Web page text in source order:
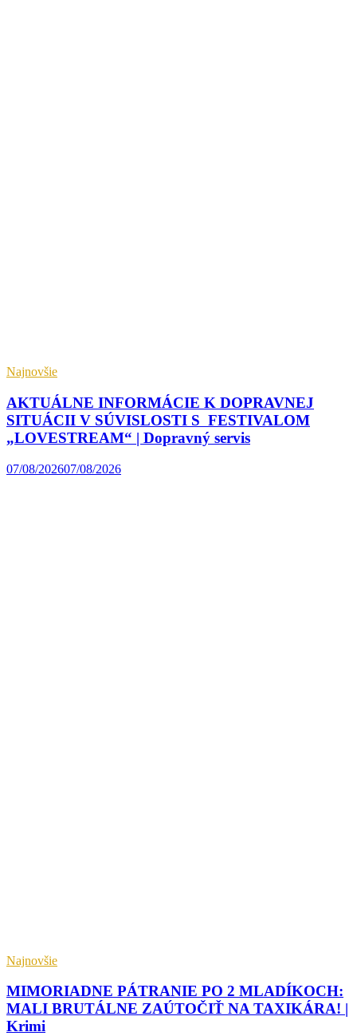
Najnovšie
AKTUÁLNE INFORMÁCIE K DOPRAVNEJ
SITUÁCII V SÚVISLOSTI S FESTIVALOM
„LOVESTREAM“ | Dopravný servis
07/08/202607/08/2026
Najnovšie
MIMORIADNE PÁTRANIE PO 2 MLADÍKOCH:
MALI BRUTÁLNE ZAÚTOČIŤ NA TAXIKÁRA! |
Krimi